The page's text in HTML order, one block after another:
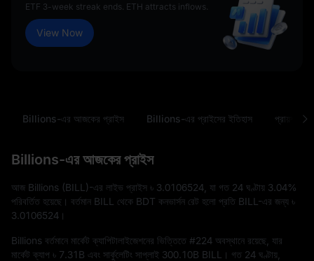
ETF 3-week streak ends. ETH attracts inflows.
View Now
Billions-এর আজকের প্রাইস Billions-এর প্রাইসের ইতিহাস প্রায়শই
Billions-এর আজকের প্রাইস
আজ Billions (BILL)-এর লাইভ প্রাইস ৳ 3.0106524 , যা গত 24 ঘণ্টায় 3.04%
পরিবর্তিত হয়েছে। বর্তমান BILL থেকে BDT কনভার্সন রেট হলো প্রতি BILL-এর জন্য ৳
3.0106524 ।
Billions বর্তমানে মার্কেট ক্যাপিটালাইজেশনের ভিত্তিতে #224 অবস্থানে রয়েছে, যার
মার্কেট ক্যাপ ৳ 7.31B এবং সার্কুলেটিং সাপ্লাই 300.10B BILL
। গত 24 ঘণ্টায়,